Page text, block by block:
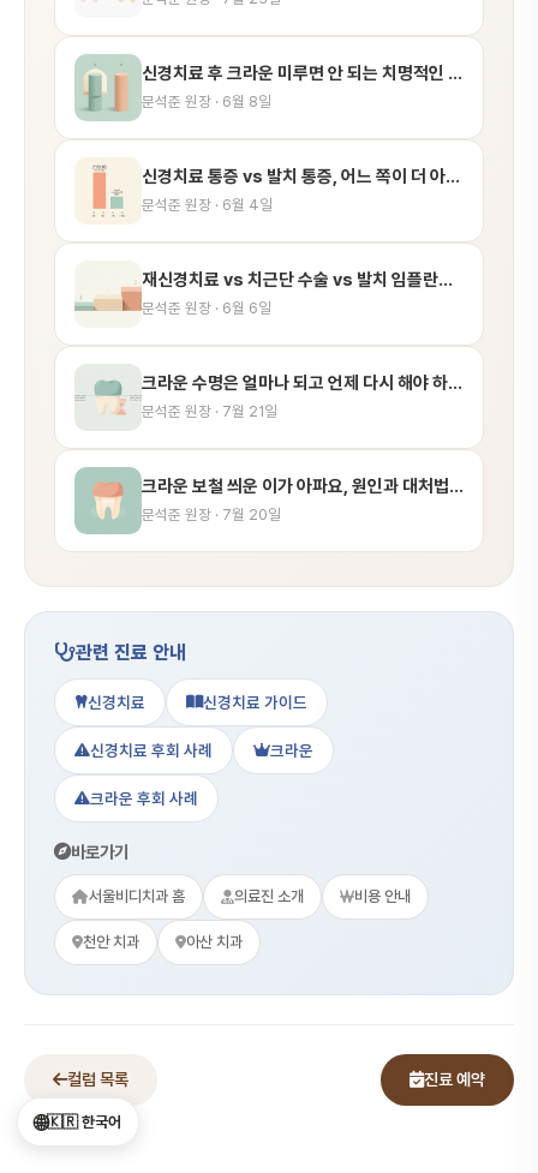
신경치료 후 크라운 미루면 안 되는 치명적인 진짜 이유
문석준 원장 · 6월 8일
신경치료 통증 vs 발치 통증, 어느 쪽이 더 아픈가요
문석준 원장 · 6월 4일
재신경치료 vs 치근단 수술 vs 발치 임플란트, 어떻게 결정하나요
문석준 원장 · 6월 6일
크라운 수명은 얼마나 되고 언제 다시 해야 하나요
문석준 원장 · 7월 21일
크라운 보철 씌운 이가 아파요, 원인과 대처법 정리
문석준 원장 · 7월 20일
관련 진료 안내
신경치료 신경치료 가이드
신경치료 후회 사례 크라운
크라운 후회 사례
바로가기
서울비디치과 홈 의료진 소개 비용 안내
천안 치과 아산 치과
컬럼 목록 진료 예약
🌐🇰🇷 한국어